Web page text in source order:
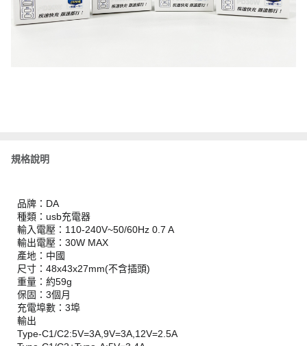
規格說明
品牌：DA
種類：usb充電器
輸入電壓：110-240V~50/60Hz 0.7 A
輸出電壓：30W MAX
產地：中國
尺寸：48x43x27mm(不含插頭)
重量：約59g
保固：3個月
充電埠數：3埠
輸出
Type-C1/C2:5V=3A,9V=3A,12V=2.5A